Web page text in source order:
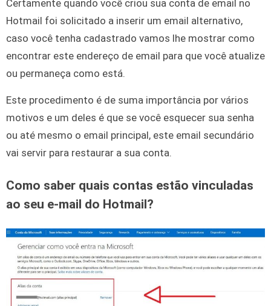
Certamente quando você criou sua conta de email no
Hotmail foi solicitado a inserir um email alternativo,
caso você tenha cadastrado vamos lhe mostrar como
encontrar este endereço de email para que você atualize
ou permaneça como está.
Este procedimento é de suma importância por vários
motivos e um deles é que se você esquecer sua senha
ou até mesmo o email principal, este email secundário
vai servir para restaurar a sua conta.
Como saber quais contas estão vinculadas
ao seu e-mail do Hotmail?